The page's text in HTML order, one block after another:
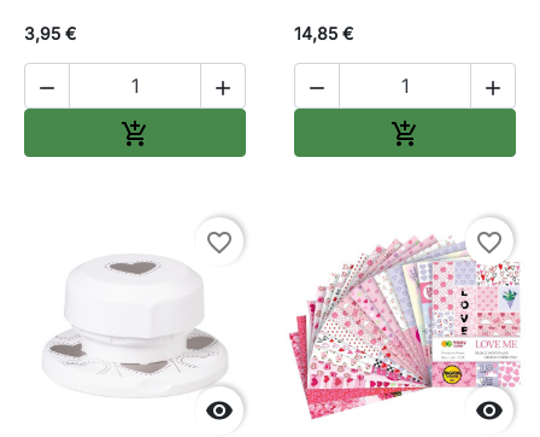
3,95 €
 

14,85 €
 


favorite_border

favorite_border